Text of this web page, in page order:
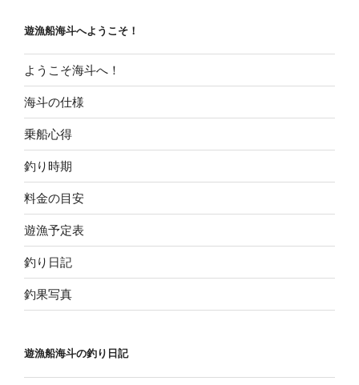
ン
遊漁船海斗へようこそ！
ようこそ海斗へ！
海斗の仕様
乗船心得
釣り時期
料金の目安
遊漁予定表
釣り日記
釣果写真
遊漁船海斗の釣り日記